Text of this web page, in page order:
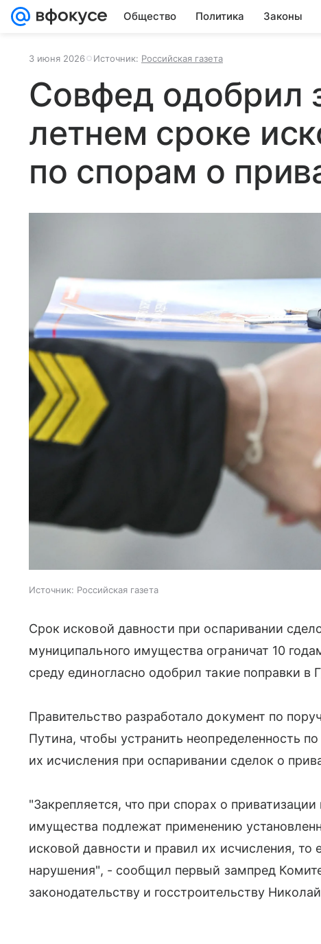
Общество Политика Законы
3 июня 2026 Источник: Российская газета
Совфед одобрил
летнем сроке
по спорам о
Источник: Российская газета
Срок исковой давности при оспаривании
муниципального имущества ограничат 10
среду единогласно одобрил такие поправки в
Правительство разработало документ по
Путина, чтобы устранить неопределенность
их исчисления при оспаривании сделок о
"Закрепляется, что при спорах о
имущества подлежат применению
исковой давности и правил их исчисления, то
нарушения", - сообщил первый зампред
законодательству и госстроительству